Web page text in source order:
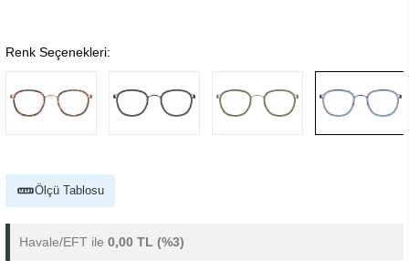
Renk Seçenekleri:
Ölçü Tablosu
Havale/EFT ile 0,00 TL (%3)